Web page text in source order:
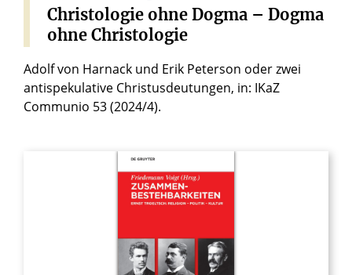
Christologie ohne Dogma – Dogma
ohne Christologie
Adolf von Harnack und Erik Peterson oder zwei
antispekulative Christusdeutungen, in: IKaZ
Communio 53 (2024/4).